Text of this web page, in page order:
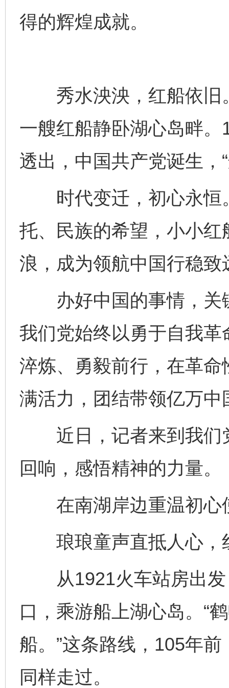
得的辉煌成就。
秀水泱泱，红船依旧
一艘红船静卧湖心岛畔
透出，中国共产党诞生，
时代变迁，初心永恒
托、民族的希望，小小
浪，成为领航中国行稳致
办好中国的事情，关
我们党始终以勇于自我
淬炼、勇毅前行，在革
满活力，团结带领亿万
近日，记者来到我们
回响，感悟精神的力量。
在南湖岸边重温初
琅琅童声直抵人心，
从1921火车站房出发
口，乘游船上湖心岛。“
船。”这条路线，105年
同样走过。